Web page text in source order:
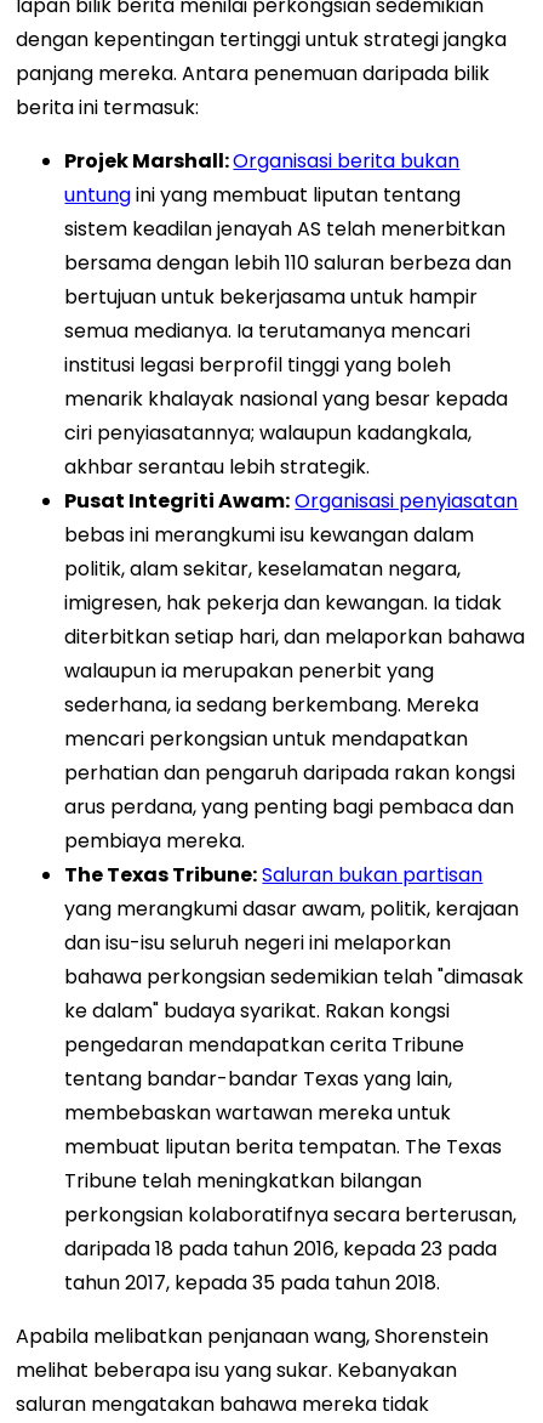
dengan kepentingan tertinggi untuk strategi jangka
panjang mereka. Antara penemuan daripada bilik
berita ini termasuk:
Projek Marshall:Organisasi berita bukan
untungini yang membuat liputan tentang
sistem keadilan jenayah AS telah menerbitkan
bersama dengan lebih 110 saluran berbeza dan
bertujuan untuk bekerjasama untuk hampir
semua medianya. Ia terutamanya mencari
institusi legasi berprofil tinggi yang boleh
menarik khalayak nasional yang besar kepada
ciri penyiasatannya; walaupun kadangkala,
akhbar serantau lebih strategik.
Pusat Integriti Awam:Organisasi penyiasatan
bebas ini merangkumi isu kewangan dalam
politik, alam sekitar, keselamatan negara,
imigresen, hak pekerja dan kewangan. Ia tidak
diterbitkan setiap hari, dan melaporkan bahawa
walaupun ia merupakan penerbit yang
sederhana, ia sedang berkembang. Mereka
mencari perkongsian untuk mendapatkan
perhatian dan pengaruh daripada rakan kongsi
arus perdana, yang penting bagi pembaca dan
pembiaya mereka.
The Texas Tribune:Saluran bukan partisan
yang merangkumi dasar awam, politik, kerajaan
dan isu-isu seluruh negeri ini melaporkan
bahawa perkongsian sedemikian telah "dimasak
ke dalam" budaya syarikat. Rakan kongsi
pengedaran mendapatkan cerita Tribune
tentang bandar-bandar Texas yang lain,
membebaskan wartawan mereka untuk
membuat liputan berita tempatan. The Texas
Tribune telah meningkatkan bilangan
perkongsian kolaboratifnya secara berterusan,
daripada 18 pada tahun 2016, kepada 23 pada
tahun 2017, kepada 35 pada tahun 2018.
Apabila melibatkan penjanaan wang, Shorenstein
melihat beberapa isu yang sukar. Kebanyakan
saluran mengatakan bahawa mereka tidak